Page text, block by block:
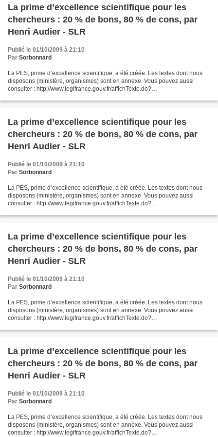
La prime d’excellence scientifique pour les
chercheurs : 20 % de bons, 80 % de cons, par
Henri Audier - SLR
Publié le 01/10/2009 à 21:10
Par Sorbonnard
La PES, prime d’excellence scientifique, a été créée. Les textes dont nous
disposons (ministère, organismes) sont en annexe. Vous pouvez aussi
consulter : http://www.legifrance.gouv.fr/affichTexte.do?
La prime d’excellence scientifique pour les
chercheurs : 20 % de bons, 80 % de cons, par
Henri Audier - SLR
Publié le 01/10/2009 à 21:10
Par Sorbonnard
La PES, prime d’excellence scientifique, a été créée. Les textes dont nous
disposons (ministère, organismes) sont en annexe. Vous pouvez aussi
consulter : http://www.legifrance.gouv.fr/affichTexte.do?
La prime d’excellence scientifique pour les
chercheurs : 20 % de bons, 80 % de cons, par
Henri Audier - SLR
Publié le 01/10/2009 à 21:10
Par Sorbonnard
La PES, prime d’excellence scientifique, a été créée. Les textes dont nous
disposons (ministère, organismes) sont en annexe. Vous pouvez aussi
consulter : http://www.legifrance.gouv.fr/affichTexte.do?
La prime d’excellence scientifique pour les
chercheurs : 20 % de bons, 80 % de cons, par
Henri Audier - SLR
Publié le 01/10/2009 à 21:10
Par Sorbonnard
La PES, prime d’excellence scientifique, a été créée. Les textes dont nous
disposons (ministère, organismes) sont en annexe. Vous pouvez aussi
consulter : http://www.legifrance.gouv.fr/affichTexte.do?